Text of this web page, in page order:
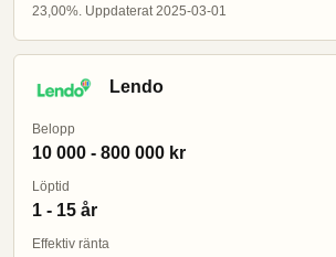
23,00%. Uppdaterat 2025-03-01
Lendo
Belopp
10 000 - 800 000 kr
Löptid
1 - 15 år
Effektiv ränta